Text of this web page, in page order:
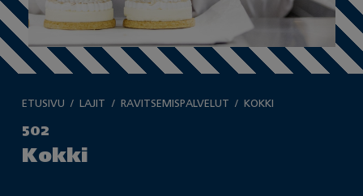
ETUSIVU LAJIT RAVITSEMISPALVELUT KOKKI
502
Kokki